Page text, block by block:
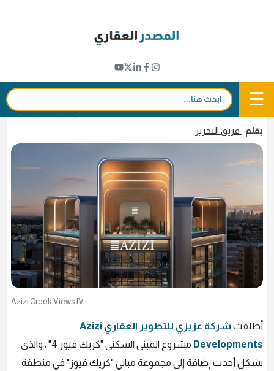
☰ بحث:
"عزيزي للتطوير العقاري" تطلق مشروع المبنى
السكني "كريك فيوز 4" في منطقة الجداف بدبي
24 مارس 2026 - 09:12 f
𝕏
in
بقلم فريق التحرير
Azizi Creek Views IV
أطلقت
شركة عزيزي للتطوير العقاري Azizi
Developments
مشروع المبنى السكني "كريك فيوز 4" ، والذي
يشكل أحدث إضافة إلى مجموعة مباني "كريك فيوز" في منطقة